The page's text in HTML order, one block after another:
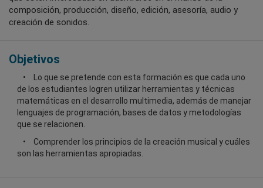
composición, producción, diseño, edición, asesoría, audio y
creación de sonidos.
Objetivos
Lo que se pretende con esta formación es que cada uno
de los estudiantes logren utilizar herramientas y técnicas
matemáticas en el desarrollo multimedia, además de manejar
lenguajes de programación, bases de datos y metodologías
que se relacionen.
Comprender los principios de la creación musical y cuáles
son las herramientas apropiadas.